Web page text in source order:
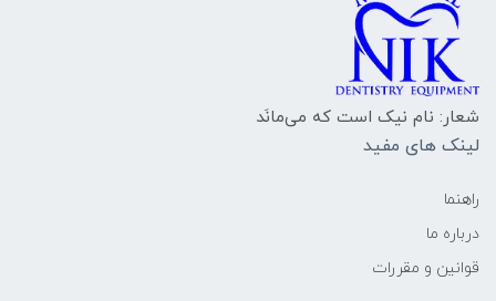
شعار: نام نیک است که می‌مانَد
لینک های مفید
راهنما
درباره ما
قوانین و مقررات